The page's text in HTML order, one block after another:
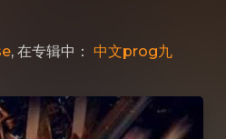
, 在专辑中： 中文prog九